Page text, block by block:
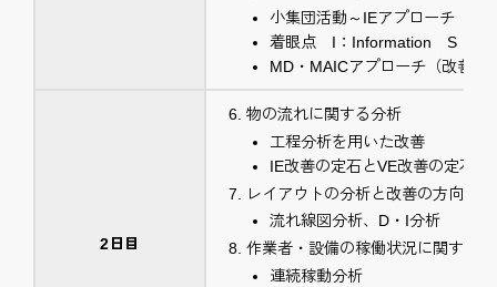
小集団活動～IEアプローチ
着眼点 I：Information S：
MD・MAICアプローチ（改善活
2日目
物の流れに関する分析
工程分析を用いた改善
IE改善の定石とVE改善の定石
レイアウトの分析と改善の方向
流れ線図分析、D・I分析
作業者・設備の稼働状況に関する
連続稼動分析